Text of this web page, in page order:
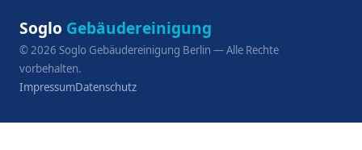
Soglo Gebäudereinigung
©2026 Soglo Gebäudereinigung Berlin — Alle Rechte
vorbehalten.
ImpressumDatenschutz